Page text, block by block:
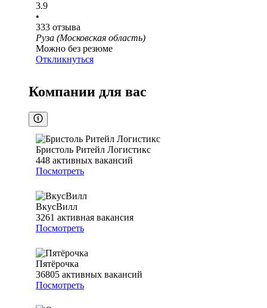
3.9
•
333 отзыва
Руза (Московская область)
Можно без резюме
Откликнуться
Компании для вас
Бристоль Ритейл Логистикс
448 активных вакансий
Посмотреть
ВкусВилл
3261 активная вакансия
Посмотреть
Пятёрочка
36805 активных вакансий
Посмотреть